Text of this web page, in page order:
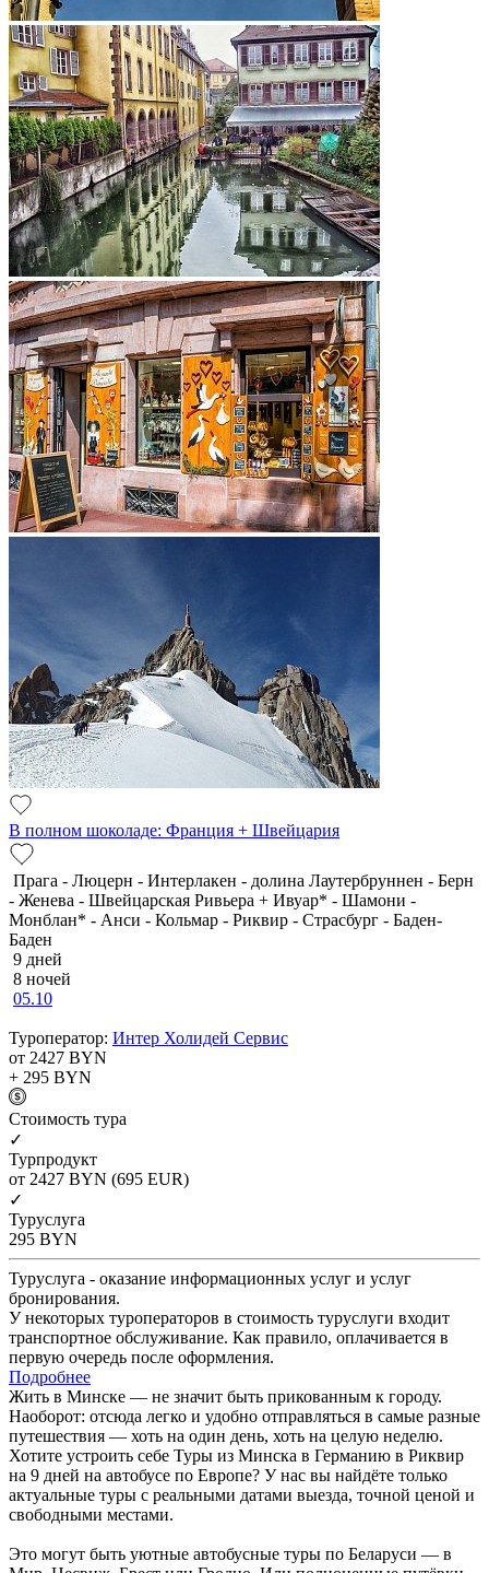
В полном шоколаде: Франция + Швейцария
Прага - Люцерн - Интерлакен - долина Лаутербруннен - Берн
- Женева - Швейцарская Ривьера + Ивуар* - Шамони -
Монблан* - Анси - Кольмар - Риквир - Страсбург - Баден-
Баден
9 дней
8 ночей
05.10
Туроператор: Интер Холидей Сервис
от 2427 BYN
+ 295 BYN
Cтоимость тура
✓
Турпродукт
от 2427 BYN (695 EUR)
✓
Туруслуга
295 BYN
Туруслуга - оказание информационных услуг и услуг
бронирования.
У некоторых туроператоров в стоимость туруслуги входит
транспортное обслуживание. Как правило, оплачивается в
первую очередь после оформления.
Подробнее
Жить в Минске — не значит быть прикованным к городу.
Наоборот: отсюда легко и удобно отправляться в самые разные
путешествия — хоть на один день, хоть на целую неделю.
Хотите устроить себе Туры из Минска в Германию в Риквир
на 9 дней на автобусе по Европе? У нас вы найдёте только
актуальные туры с реальными датами выезда, точной ценой и
свободными местами.
Это могут быть уютные автобусные туры по Беларуси — в